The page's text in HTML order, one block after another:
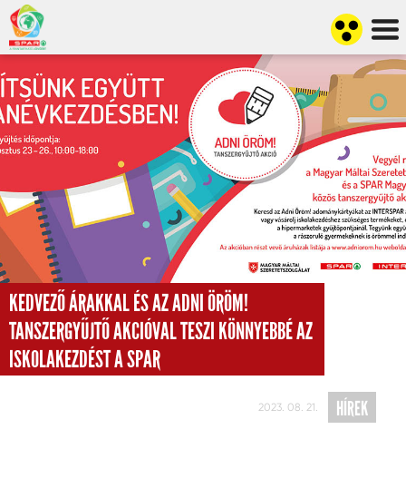
KEDVEZŐ ÁRAKKAL ÉS AZ ADNI ÖRÖM!
TANSZERGYŰJTŐ AKCIÓVAL TESZI KÖNNYEBBÉ AZ
ISKOLAKEZDÉST A SPAR
2023. 08. 21. HÍREK